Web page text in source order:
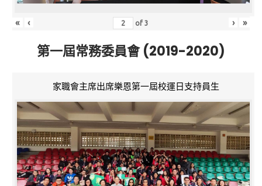
« ‹ of3 › »
第一屆常務委員會 (2019-2020)
家職會主席出席樂恩第一屆校運日支持員生